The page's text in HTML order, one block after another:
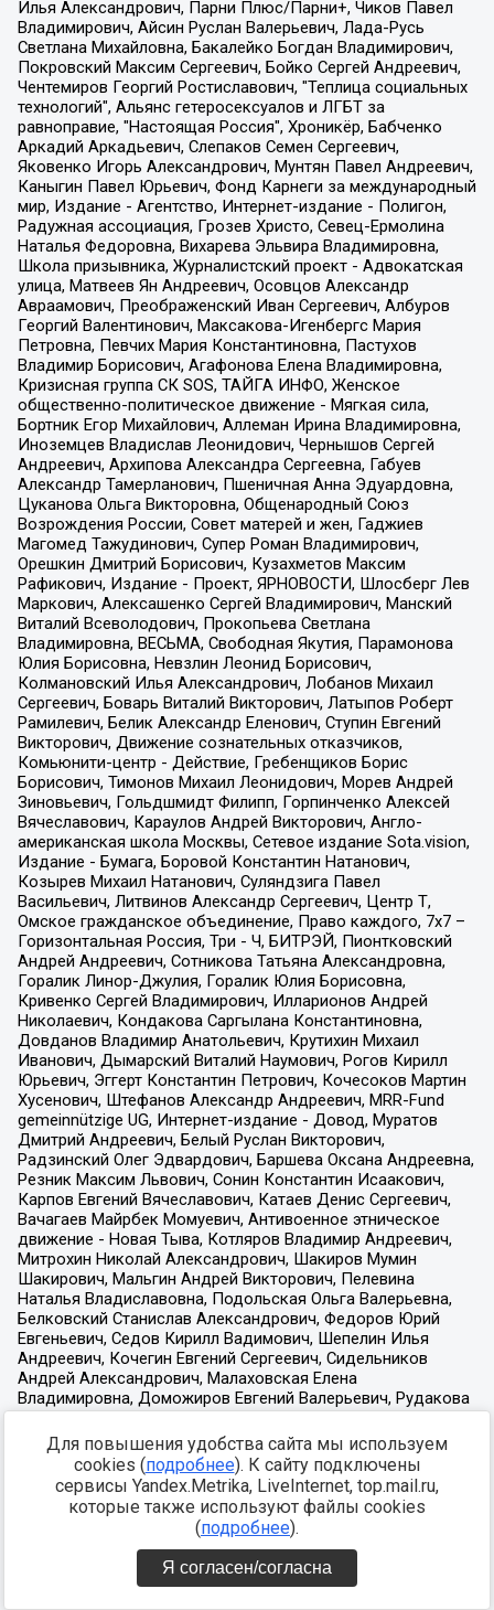
Для повышения удобства сайта мы используем
cookies (подробнее). К сайту подключены
сервисы Yandex.Metrika, LiveInternet, top.mail.ru,
которые также используют файлы cookies
(подробнее).
Я согласен/согласна